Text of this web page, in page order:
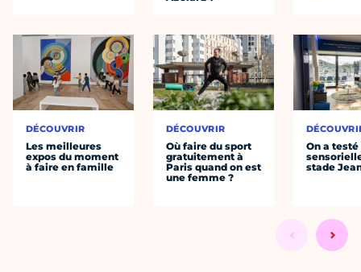
DÉCOUVRIR
Les meilleures
expos du moment
à faire en famille
DÉCOUVRIR
Où faire du sport
gratuitement à
Paris quand on est
une femme ?
On a
stade